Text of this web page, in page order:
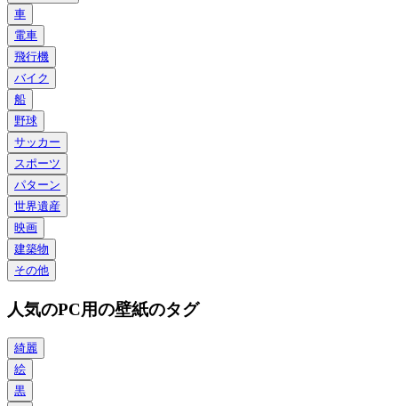
車
電車
飛行機
バイク
船
野球
サッカー
スポーツ
パターン
世界遺産
映画
建築物
その他
人気のPC用の壁紙のタグ
綺麗
絵
黒